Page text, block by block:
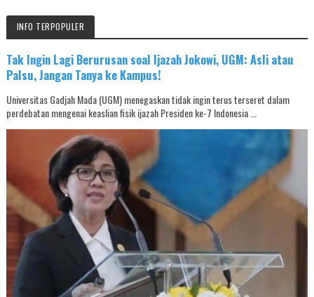
INFO TERPOPULER
Tak Ingin Lagi Berurusan soal Ijazah Jokowi, UGM: Asli atau
Palsu, Jangan Tanya ke Kampus!
Universitas Gadjah Mada (UGM) menegaskan tidak ingin terus terseret dalam
perdebatan mengenai keaslian fisik ijazah Presiden ke-7 Indonesia ...